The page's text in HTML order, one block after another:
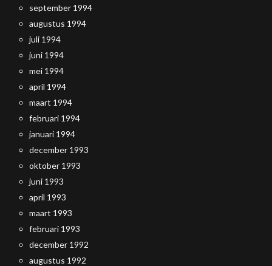
september 1994
augustus 1994
juli 1994
juni 1994
mei 1994
april 1994
maart 1994
februari 1994
januari 1994
december 1993
oktober 1993
juni 1993
april 1993
maart 1993
februari 1993
december 1992
augustus 1992